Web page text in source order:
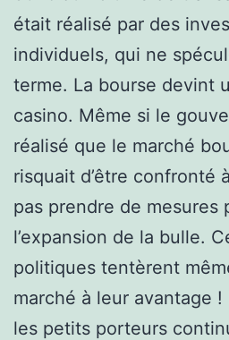
était réalisé par des
individuels, qui ne
terme. La bourse devint
casino. Même si le
réalisé que le marché
risquait d’être confronté
pas prendre de mesures
l’expansion de la bulle.
politiques tentèrent
marché à leur avantage
les petits porteurs